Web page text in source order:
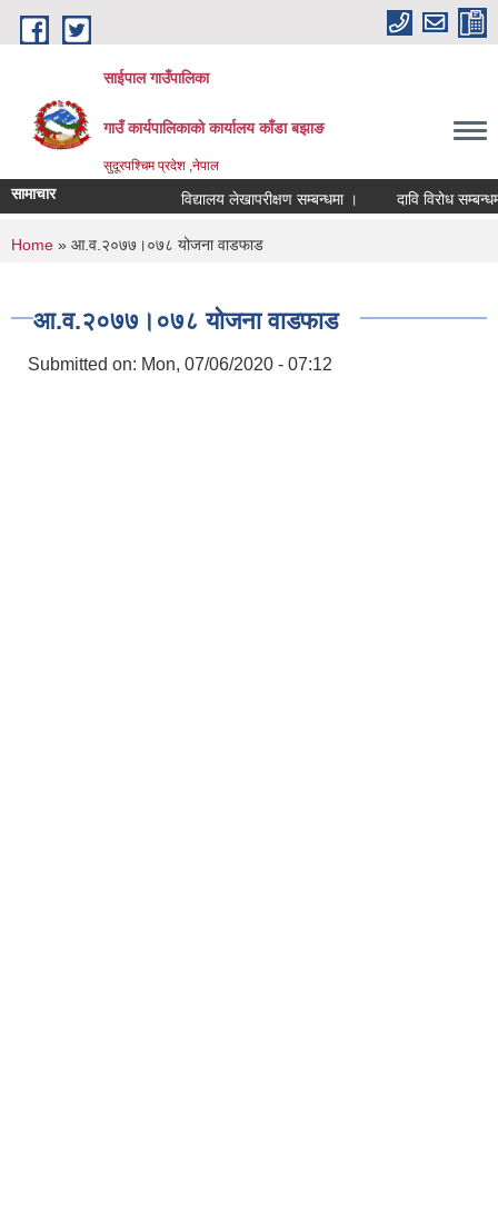
Skip to main content
साईपाल गाउँपालिका
गाउँ कार्यपालिकाकाे कार्यालय काँडा बझाङ
सुदूरपश्चिम प्रदेश ,नेपाल
सामाचार विद्यालय लेखापरीक्षण सम्बन्धमा । दावि विरोध
You are here
Home » आ‍.व.२०७७।०७८ योजना वाडफाड
आ‍.व.२०७७।०७८ योजना वाडफाड
Submitted on: Mon, 07/06/2020 - 07:12